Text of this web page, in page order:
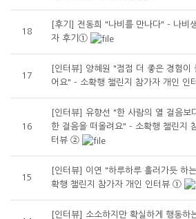
18
[후기] 전동희 "나비를 만나다" - 나비
자 후기①
17
[인터뷰] 양혜원 "점점 더 좋은 경험이
어요" - 소확행 챌린지 참가자 개인 인
16
[인터뷰] 유향선 "한 사람의 열 걸음보
한 걸음을 떠올려요" - 소확행 챌린지
터뷰 ②
15
[인터뷰] 이연 "하루하루 흘러가듯 하
확행 챌린지 참가자 개인 인터뷰 ①
[인터뷰] 소소하지만 확실하게 행동하